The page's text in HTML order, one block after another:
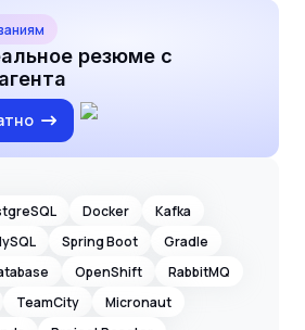
резюме с
Docker
Kafka
Spring Boot
Gradle
OpenShift
RabbitMQ
TeamCity
Micronaut